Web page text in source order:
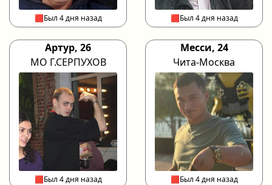
🟥Был 4 дня назад 🟥Был 4 дня назад
Артур, 26
МО Г.СЕРПУХОВ
🟥Был 4 дня назад
Месси, 24
Чита-Москва
🟥Был 4 дня назад